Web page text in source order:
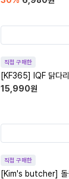
직접 구매한
[KF365] IQF 닭다
15,990원
직접 구매한
[Kim's butcher] 돌